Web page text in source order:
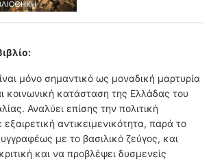
μόνο σημαντικό ως μοναδική μαρτυρία
κοινωνική κατάσταση της Ελλάδας του
Αναλύει επίσης την πολιτική
αντικειμενικότητα, παρά το
με το βασιλικό ζεύγος, και
και να προβλέψει δυσμενείς